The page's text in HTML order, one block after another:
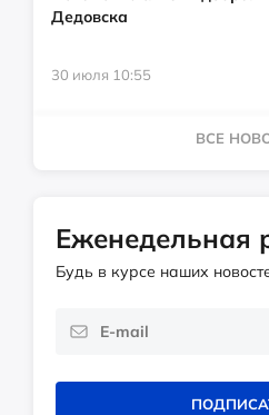
Дедовска
30 июля 10:55
ВСЕ
Еженедельная
Будь в курсе наших